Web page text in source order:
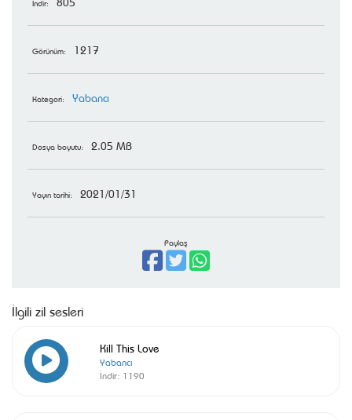
İndir:
Görünüm: 1217
Kategori: Yabancı
Dosya boyutu: 2.05 MB
Yayın tarihi: 2021/01/31
Paylaş
İlgili zil sesleri
Kill This Love
Yabancı
İndir: 1190